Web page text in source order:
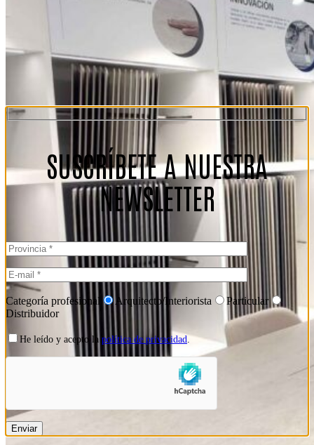
SUSCRÍBETE A NUESTRA
NEWSLETTER
Categoría profesional Arquitecto/Interiorista
Particular
Distribuidor
He leído y acepto la política de privacidad